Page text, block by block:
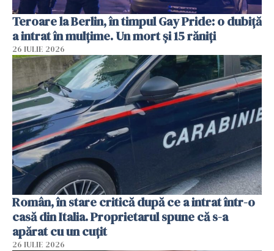
Teroare la Berlin, în timpul Gay Pride: o dubiță
a intrat în mulțime. Un mort și 15 răniți
26 IULIE 2026
Român, în stare critică după ce a intrat într-o
casă din Italia. Proprietarul spune că s-a
apărat cu un cuțit
26 IULIE 2026